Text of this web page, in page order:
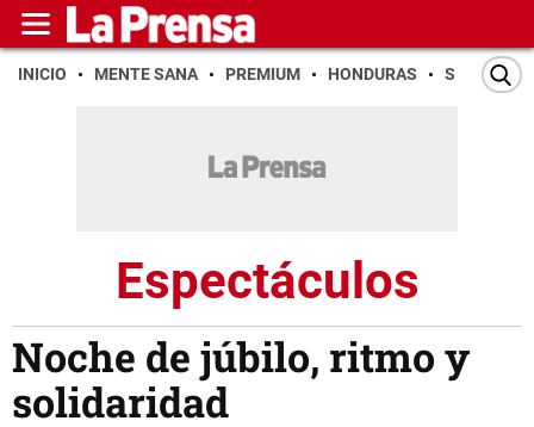
INICIO MENTE SANA PREMIUM HONDURAS SAN PEDRO
Espectáculos
Noche de júbilo, ritmo y
solidaridad